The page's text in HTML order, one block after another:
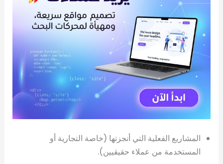
المشاريع الفعلية التي أنجزتها (خاصة التجارية أو
المستخدمة من عملاء حقيقيين).